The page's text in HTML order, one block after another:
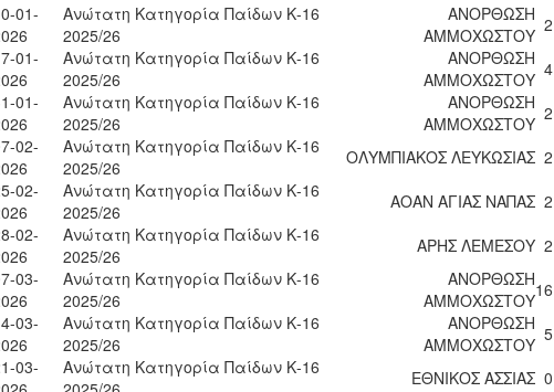
01-
Ανώτατη Κατηγορία Παίδων Κ-16
2025/26
ΑΝΟΡΘΩΣΗ
ΑΜΜΟΧΩΣΤΟΥ 2
01-
Ανώτατη Κατηγορία Παίδων Κ-16
2025/26
ΑΝΟΡΘΩΣΗ
ΑΜΜΟΧΩΣΤΟΥ 4
01-
Ανώτατη Κατηγορία Παίδων Κ-16
2025/26
ΑΝΟΡΘΩΣΗ
ΑΜΜΟΧΩΣΤΟΥ 2
02-
Ανώτατη Κατηγορία Παίδων Κ-16
2025/26
ΟΛΥΜΠΙΑΚΟΣ ΛΕΥΚΩΣΙΑΣ 2
02-
Ανώτατη Κατηγορία Παίδων Κ-16
2025/26
ΑΟΑΝ ΑΓΙΑΣ ΝΑΠΑΣ 2
02-
Ανώτατη Κατηγορία Παίδων Κ-16
2025/26
ΑΡΗΣ ΛΕΜΕΣΟΥ 2
03-
Ανώτατη Κατηγορία Παίδων Κ-16
2025/26
ΑΝΟΡΘΩΣΗ
ΑΜΜΟΧΩΣΤΟΥ16
03-
Ανώτατη Κατηγορία Παίδων Κ-16
2025/26
ΑΝΟΡΘΩΣΗ
ΑΜΜΟΧΩΣΤΟΥ 5
03-
Ανώτατη Κατηγορία Παίδων Κ-16
ΕΘΝΙΚΟΣ ΑΣΣΙΑΣ 0